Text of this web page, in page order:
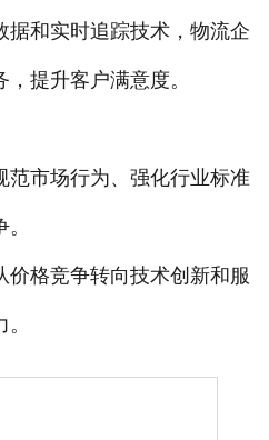
据和实时追踪技术，物流企
提升客户满意度。
范市场行为、强化行业标准
价格竞争转向技术创新和服